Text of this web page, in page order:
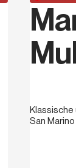
Klassische
San